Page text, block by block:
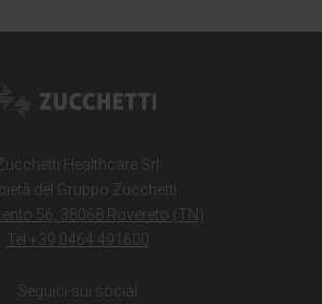
Healthcare Srl
del Gruppo Zucchetti
56, 38068 Rovereto (TN)
Tel +39 0464 491600
Seguici sui social